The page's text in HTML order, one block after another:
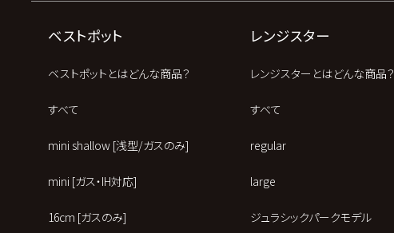
ベストポット
ベストポットとはどんな商品？
すべて
mini shallow [浅型/ガスのみ]
mini [ガス・IH対応]
16cm [ガスのみ]
レンジスター
レンジスターとはどんな商品？
すべて
regular
large
ジュラシックパークモデル